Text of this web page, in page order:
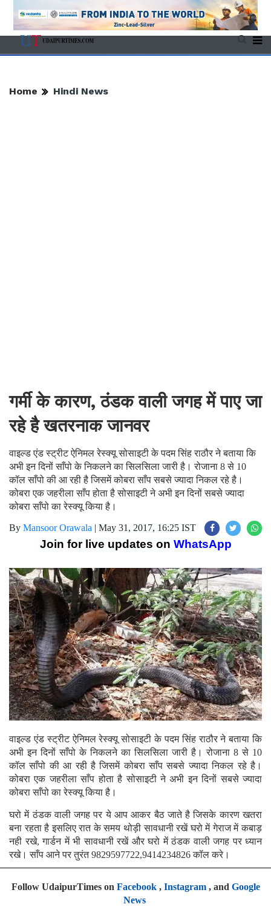
Home Hindi News
गर्मी के कारण, ठंडक वाली जगह में पाए जा
रहे है खतरनाक जानवर
वाइल्ड एंड स्ट्रीट ऐनिमल रेस्क्यू सोसाइटी के पदम सिंह राठौर ने बताया कि
अभी इन दिनों साँपो के निकलने का सिलसिला जारी है। रोजाना 8 से 10
कॉल साँपो की आ रही है जिसमें कोबरा साँप सबसे ज्यादा निकल रहे है।
कोबरा एक जहरीला साँप होता है सोसाइटी ने अभी इन दिनों सबसे ज्यादा
कोबरा साँपो का रेस्क्यू किया है।
By Mansoor Orawala | May 31, 2017, 16:25 IST
Join for live updates on WhatsApp
वाइल्ड एंड स्ट्रीट ऐनिमल रेस्क्यू सोसाइटी के पदम सिंह राठौर ने बताया कि
अभी इन दिनों साँपो के निकलने का सिलसिला जारी है। रोजाना 8 से 10
कॉल साँपो की आ रही है जिसमें कोबरा साँप सबसे ज्यादा निकल रहे है।
कोबरा एक जहरीला साँप होता है सोसाइटी ने अभी इन दिनों सबसे ज्यादा
कोबरा साँपो का रेस्क्यू किया है।
घरो में ठंडक वाली जगह पर ये आप आकर बैठ जाते है जिसके कारण खतरा
बना रहता है इसलिए रात के समय थोड़ी सावधानी रखें घरो में गेराज में कबाड़
नही रखे, गार्डन में भी सावधानी रखें और घरो में ठंडक वाली जगह पर ध्यान
रखे। साँप आने पर तुरंत 9829597722,9414234826 कॉल करे।
Facebook